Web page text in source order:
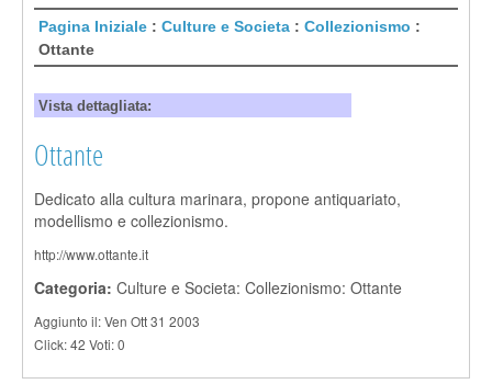
Pagina Iniziale : Culture e Societa : Collezionismo :
Ottante
Vista dettagliata:
Ottante
Dedicato alla cultura marinara, propone antiquariato,
modellismo e collezionismo.
http://www.ottante.it
Categoria: Culture e Societa: Collezionismo: Ottante
Aggiunto il: Ven Ott 31 2003
Click: 42 Voti: 0